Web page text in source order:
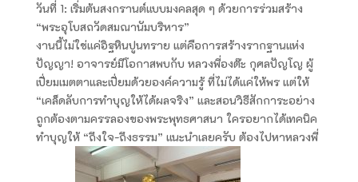
วันที่ 1: เริ่มต้นสงกรานต์แบบมงคลสุด ๆ ด้วยการร่วมสร้าง
“พระอุโบสถวัดสมณานัมบริหาร”
งานนี้ไม่ใช่แค่อิฐหินปูนทราย แต่คือการสร้างรากฐานแห่ง
ปัญญา! อาจารย์มีโอกาสพบกับ หลวงพี่องต๊ะ กุศลปัญโญ ผู้
เปี่ยมเมตตาและเปี่ยมด้วยองค์ความรู้ ที่ไม่ได้แค่ให้พร แต่ให้
“เคล็ดลับการทำบุญให้ได้ผลจริง” และสอนวิธีสักการะอย่าง
ถูกต้องตามครรลองของพระพุทธศาสนา ใครอยากได้เทคนิค
ทำบุญให้ “ถึงใจ-ถึงธรรม” แนะนำเลยครับ ต้องไปหาหลวงพี่